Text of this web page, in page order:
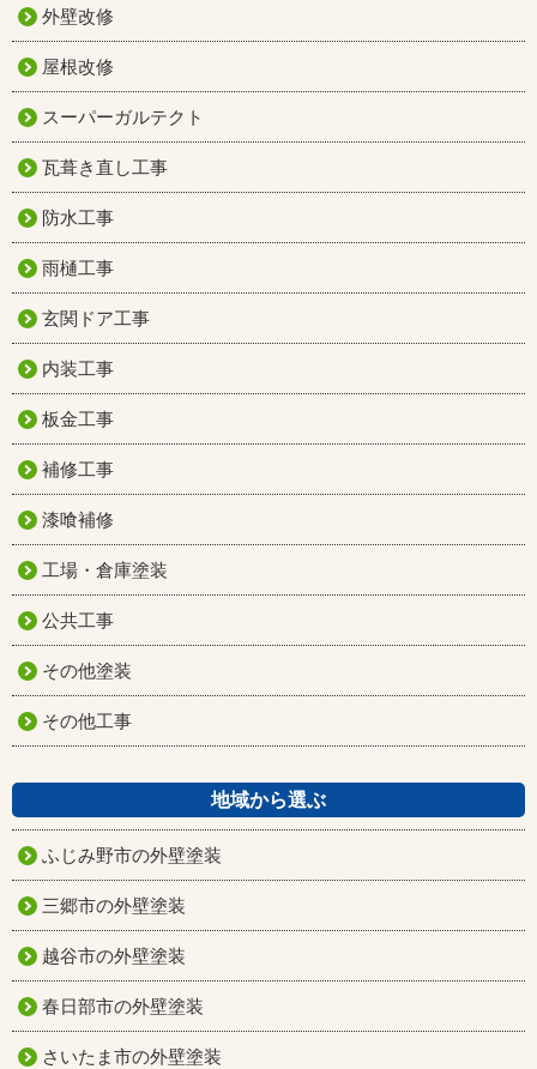
外壁改修
屋根改修
スーパーガルテクト
瓦葺き直し工事
防水工事
雨樋工事
玄関ドア工事
内装工事
板金工事
補修工事
漆喰補修
工場・倉庫塗装
公共工事
その他塗装
その他工事
地域から選ぶ
ふじみ野市の外壁塗装
三郷市の外壁塗装
越谷市の外壁塗装
春日部市の外壁塗装
さいたま市の外壁塗装